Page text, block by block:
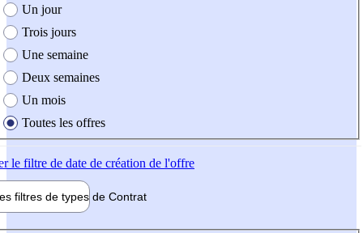
création de l'offre
Un jour
Trois jours
Une semaine
Deux semaines
Un mois
Toutes les offres
le filtre de date de création de l'offre
filtres de types de Contrat